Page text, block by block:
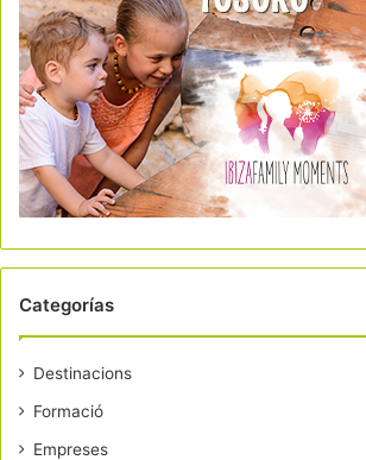
Categorías
Destinacions
Formació
Empreses